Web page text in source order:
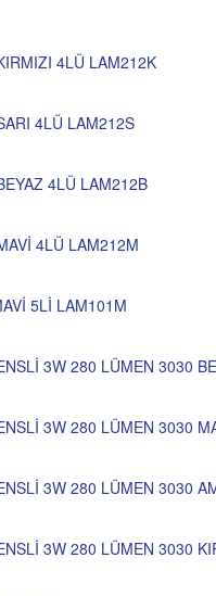
4LÜ LAM212K
4LÜ LAM212S
4LÜ LAM212B
4LÜ LAM212M
5Lİ LAM101M
3W 280 LÜMEN 3030
3W 280 LÜMEN 3030
3W 280 LÜMEN 3030
3W 280 LÜMEN 3030